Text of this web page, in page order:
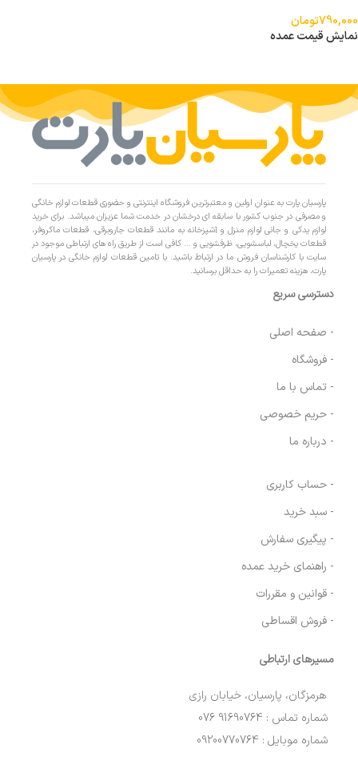
790,000تومان
نمایش قیمت عمده
پارسیان پارت به عنوان اولین و معتبرترین فروشگاه اینترنتی و حضوری قطعات لوازم خانگی
و مصرفی در جنوب کشور با سابقه ای درخشان در خدمت شما عزیزان میباشد. برای خرید
لوازم یدکی و جانی لوازم منزل و آشپزخانه به مانند قطعات جاروبرقی، قطعات ماکروفر،
قطعات یخچال، لباسشویی، ظرفشویی و … کافی است از طریق راه های ارتباطی موجود در
سایت با کارشناسان فروش ما در ارتباط باشید. با تامین قطعات لوازم خانگی در پارسیان
پارت، هزینه تعمیرات را به حداقل برسانید.
دسترسی سریع
- صفحه اصلی
- فروشگاه
- تماس با ما
- حریم خصوصی
- درباره ما
- حساب کاربری
- سبد خرید
- پیگیری سفارش
- راهنمای خرید عمده
- قوانین و مقررات
- فروش اقساطی
مسیرهای ارتباطی
هرمزگان، پارسیان، خیابان رازی
شماره تماس : 91690764 076
شماره موبایل : 09200770764